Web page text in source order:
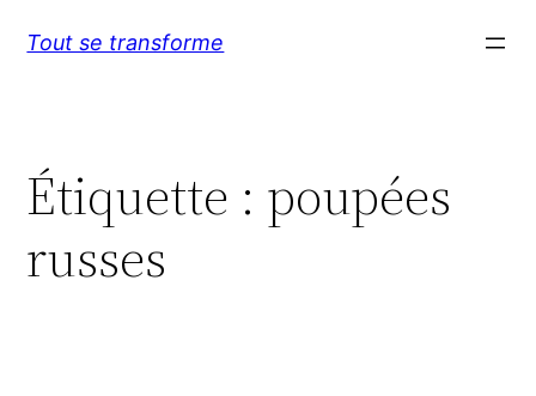
Tout se transforme
Étiquette : poupées
russes